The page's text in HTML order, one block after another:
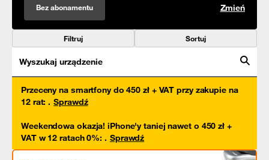
Bez abonamentu Zmień
Filtruj Sortuj
Wyszukaj urządzenie
Przeceny na smartfony do 450 zł + VAT przy zakupie na
12 rat: . Sprawdź
Weekendowa okazja! iPhone'y taniej nawet o 450 zł +
VAT w 12 ratach 0%: . Sprawdź